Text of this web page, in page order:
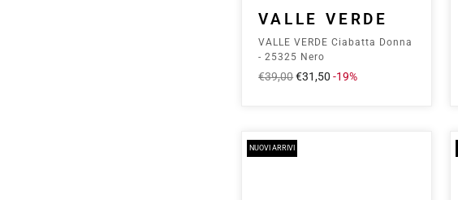
VALLE VERDE
VALLE VERDE Ciabatta Donna
- 25325 Nero
Prezzo
€39,00Prezzo
€31,50-19%
NUOVI ARRIVI